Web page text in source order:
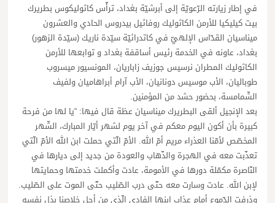
في إطار زيارته الرّعويّة إلى أبرشيّة بغداد، ترأّس كاثوليكوس بطريرك
بيت كيليكيا للأرمن الكاثوليك روفائيل بيدروس الحادي والعشرون
ميناسيان القدّاس الإلهيّ في كاتدرائيّة سيّدة ناريك (سيّدة الزهور)
بغداد، عاونه في الخدمة رئيس أساقفة بغداد و توابعها للأرمن
الكاثوليك المطران نرسيس جوزيف زاباريان، المونسيور ميسروب
طوباليان، الأب موسيس دونانيان، الأب آرام أبراهاميان ولفيف
الشّمامسة، بحضور حشد من المؤمنين.
بعد الإنجيل ألقى البطريرك ميناسيان عظة قال فيها: “يا لها من فرحة
كبيرة بأن أكون اليوم معكم في آخر يوم لشهر أيّار المبارك، الشّهر
المخصّص لأمّنا العذراء مريم أمّ الله. الأمّ الّتي حملت ابن الله الأمّ الّتي
تعذّبت معه في الهجرة والذّهاب والعودة من جديد إلى ديارها في
النّاصرة مكمّلة دورها في الأمومة، عادت وأكملت خدمتها وحمايتها
لإبن الله. عادت وسارت معه حتّى درب الصّليب حتّى الموت على الصّليب.
وذرفت الدّموع أمام عذاب إبنها الفادي الّذي من أجل خلاصنا بذل نفسه